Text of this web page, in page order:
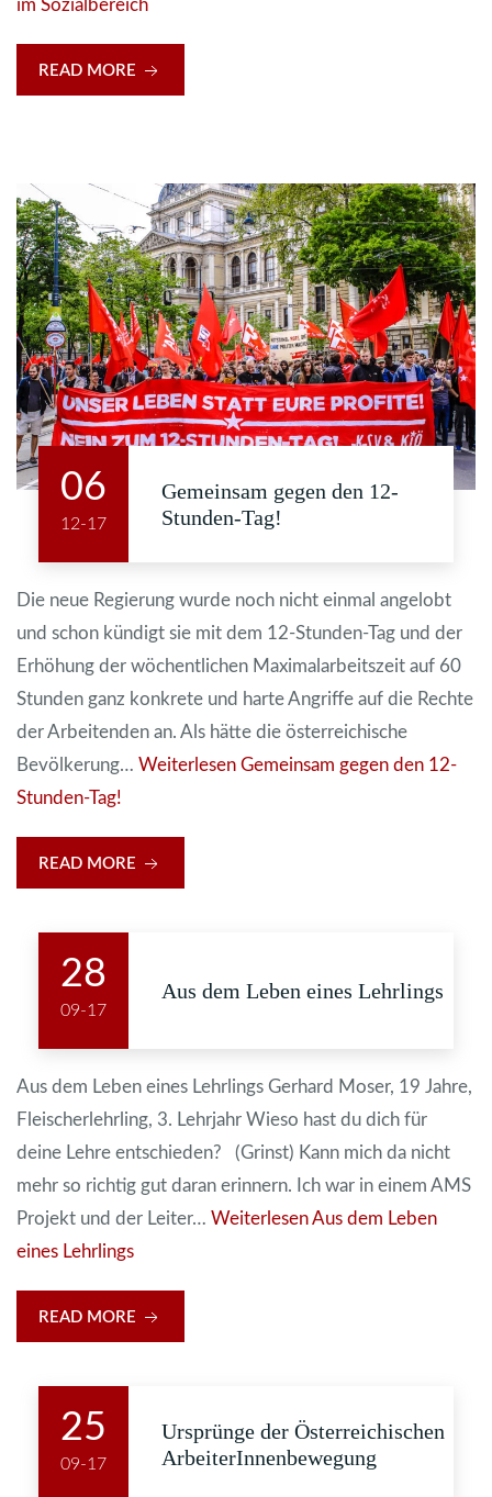
im Sozialbereich
READ MORE
06
12-17
Gemeinsam gegen den 12-
Stunden-Tag!
Die neue Regierung wurde noch nicht einmal angelobt
und schon kündigt sie mit dem 12-Stunden-Tag und der
Erhöhung der wöchentlichen Maximalarbeitszeit auf 60
Stunden ganz konkrete und harte Angriffe auf die Rechte
der Arbeitenden an. Als hätte die österreichische
Bevölkerung… Weiterlesen Gemeinsam gegen den 12-
Stunden-Tag!
READ MORE
28
09-17
Aus dem Leben eines Lehrlings
Aus dem Leben eines Lehrlings Gerhard Moser, 19 Jahre,
Fleischerlehrling, 3. Lehrjahr Wieso hast du dich für
deine Lehre entschieden? (Grinst) Kann mich da nicht
mehr so richtig gut daran erinnern. Ich war in einem AMS
Projekt und der Leiter… WeiterlesenAus dem Leben
eines Lehrlings
READ MORE
25
09-17
Ursprünge der Österreichischen
ArbeiterInnenbewegung